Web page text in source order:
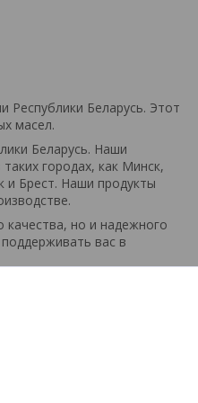
Республики Беларусь. Этот
масел.
Беларусь. Наши
городах, как Минск,
Брест. Наши продукты
но и надежного
вас в